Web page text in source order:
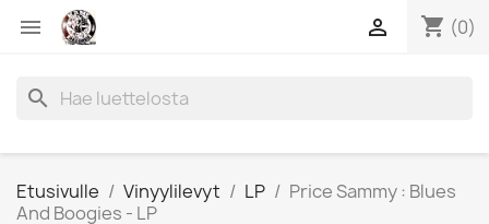
 shopping_cart (0)

search
Etusivulle Vinyylilevyt LP
Price Sammy : Blues
And Boogies - LP